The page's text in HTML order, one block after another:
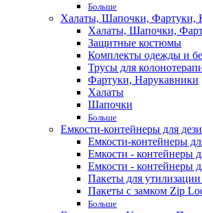
Больше
Халаты, Шапочки, Фартуки,
Халаты, Шапочки,
Защитные костюмы
Комплекты одежды и
Трусы для
Фартуки, Нарукавники
Халаты
Шапочки
Больше
Емкости-контейнеры для
Емкости-контейнеры
Емкости - контейнеры
Емкости - контейнеры
Пакеты для
Пакеты с замком Zip
Больше